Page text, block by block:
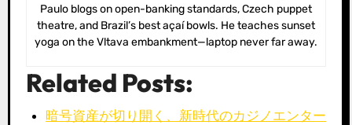
Paulo blogs on open-banking standards, Czech puppet
theatre, and Brazil’s best açaí bowls. He teaches sunset
yoga on the Vltava embankment—laptop never far away.
Related Posts:
暗号資産が切り開く、新時代のカジノエンター